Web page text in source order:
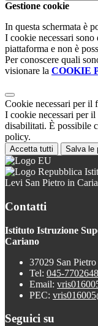
Gestione cookie
In questa schermata è
I cookie necessari
piattaforma e non è
Per conoscere quali
visionare la COOKIE
Cookie necessari per il
I cookie necessari per
disabilitati. È possibile
policy.
Accetta tutti Salva le
Levi San Pietro in
Contatti
Istituto Istruzione
Cariano
37029 San
Tel: 045-7702648
Email:
PEC:
Seguici su